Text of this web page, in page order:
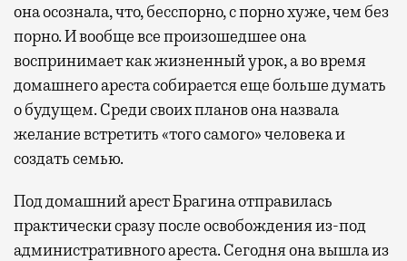
она осознала, что, бесспорно, с порно хуже, чем без
порно. И вообще все произошедшее она
воспринимает как жизненный урок, а во время
домашнего ареста собирается еще больше думать
о будущем. Среди своих планов она назвала
желание встретить «того самого» человека и
создать семью.
Под домашний арест Брагина отправилась
практически сразу после освобождения из-под
административного ареста. Сегодня она вышла из